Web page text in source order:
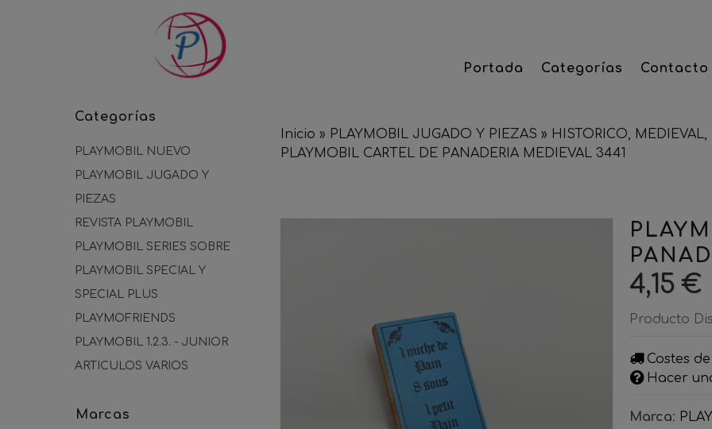
Portada Categorías Contacto
Categorías
PLAYMOBIL NUEVO
PLAYMOBIL JUGADO Y
PIEZAS
REVISTA PLAYMOBIL
PLAYMOBIL SERIES SOBRE
PLAYMOBIL SPECIAL Y
SPECIAL PLUS
PLAYMOFRIENDS
PLAYMOBIL 1.2.3. - JUNIOR
ARTICULOS VARIOS
Marcas
Inicio » PLAYMOBIL JUGADO Y PIEZAS » HISTORICO,
PLAYMOBIL CARTEL DE PANADERIA MEDIEVAL 3441
4,15 €
Producto
Costes
Hacer
Marca: